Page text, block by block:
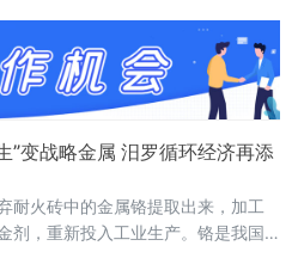
慧城市促进会牵头，联合杭州市上城
局、阿里云等14家单位共同编制的
OPC术语》团体标准正式发布，将
实施。这是国内首个聚焦人工智能
Person Company，一人公司）领
标
”变战略金属 汨罗循环经济再添
耐火砖中的金属铬提取出来，加工
剂，重新投入工业生产。铬是我国